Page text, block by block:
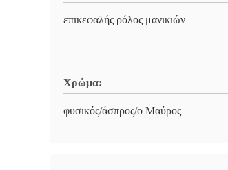
επικεφαλής ρόλος μανικιών
Χρώμα:
φυσικός/άσπρος/ο Μαύρος